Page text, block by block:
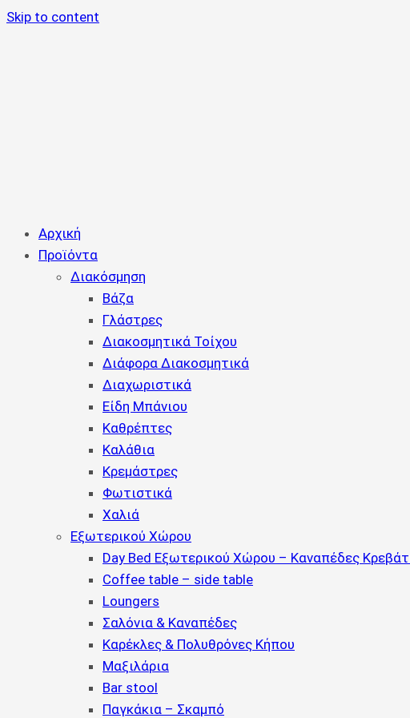
Skip to content
Αρχική
Προϊόντα
Διακόσμηση
Βάζα
Γλάστρες
Διακοσμητικά Τοίχου
Διάφορα Διακοσμητικά
Διαχωριστικά
Είδη Μπάνιου
Καθρέπτες
Καλάθια
Κρεμάστρες
Φωτιστικά
Χαλιά
Εξωτερικού Χώρου
Day Bed Εξωτερικού Χώρου – Καναπέδες
Coffee table – side table
Loungers
Σαλόνια & Καναπέδες
Καρέκλες & Πολυθρόνες Κήπου
Μαξιλάρια
Bar stool
Παγκάκια – Σκαμπό